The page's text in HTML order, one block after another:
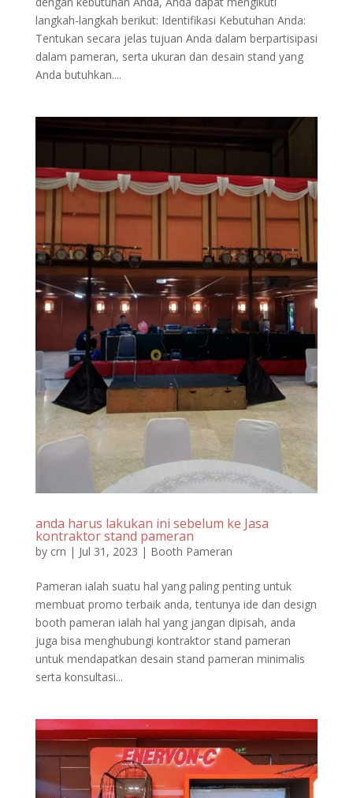
langkah-langkah berikut: Identifikasi Kebutuhan Anda:
Tentukan secara jelas tujuan Anda dalam berpartisipasi
dalam pameran, serta ukuran dan desain stand yang
Anda butuhkan....
anda harus lakukan ini sebelum ke Jasa
kontraktor stand pameran
by crn | Jul 31, 2023 | Booth Pameran
Pameran ialah suatu hal yang paling penting untuk
membuat promo terbaik anda, tentunya ide dan design
booth pameran ialah hal yang jangan dipisah, anda
juga bisa menghubungi kontraktor stand pameran
untuk mendapatkan desain stand pameran minimalis
serta konsultasi...